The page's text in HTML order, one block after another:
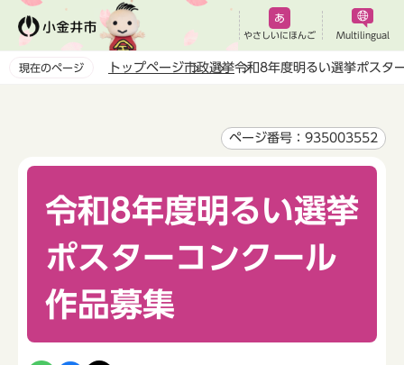
ペ
やさしいにほんご Multilingual
現在のページ トップページ市政選挙令和8年度明るい選挙ポスタ
ページ番号：935003552
令和8年度明るい選挙
ポスターコンクール
作品募集